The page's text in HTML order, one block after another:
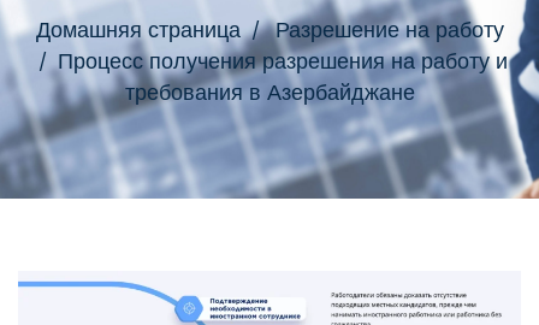
Домашняя страница
Разрешение на работу
Процесс получения разрешения на работу и
требования в Азербайджане